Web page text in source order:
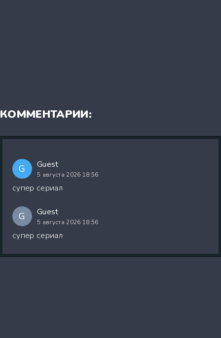
КОММЕНТАРИИ:
G Guest
5 августа 2026 18:56
супер сериал
G Guest
5 августа 2026 18:56
супер сериал